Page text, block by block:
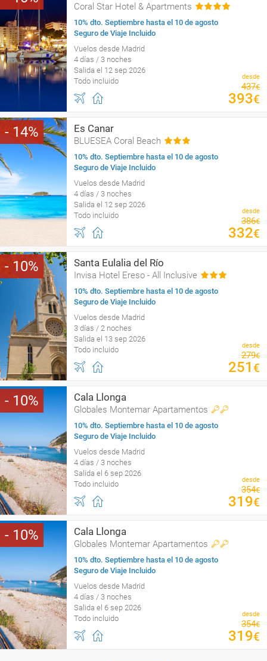
Coral Star Hotel & Apartments
10% dto. Septiembre hasta el 10 de agosto
Seguro de Viaje Incluido
Vuelos desde Madrid
4 días / 3 noches
Salida el 12 sep 2026
Todo incluido
desde
437€
393€
14 Es Canar
BLUESEA Coral Beach
10% dto. Septiembre hasta el 10 de agosto
Seguro de Viaje Incluido
Vuelos desde Madrid
4 días / 3 noches
Salida el 12 sep 2026
Todo incluido
desde
386€
332€
10 Santa Eulalia del Río
Invisa Hotel Ereso - All Inclusive
10% dto. Septiembre hasta el 10 de agosto
Seguro de Viaje Incluido
Vuelos desde Madrid
3 días / 2 noches
Salida el 13 sep 2026
Todo incluido
desde
279€
251 €
10 Cala Llonga
Globales Montemar Apartamentos
10% dto. Septiembre hasta el 10 de agosto
Seguro de Viaje Incluido
Vuelos desde Madrid
4 días / 3 noches
Salida el 6 sep 2026
Todo incluido
desde
354€
319€
10 Cala Llonga
Globales Montemar Apartamentos
10% dto. Septiembre hasta el 10 de agosto
Seguro de Viaje Incluido
Vuelos desde Madrid
4 días / 3 noches
Salida el 6 sep 2026
Todo incluido
desde
354€
319€